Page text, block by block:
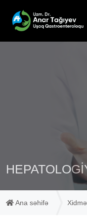
Ana səhifə